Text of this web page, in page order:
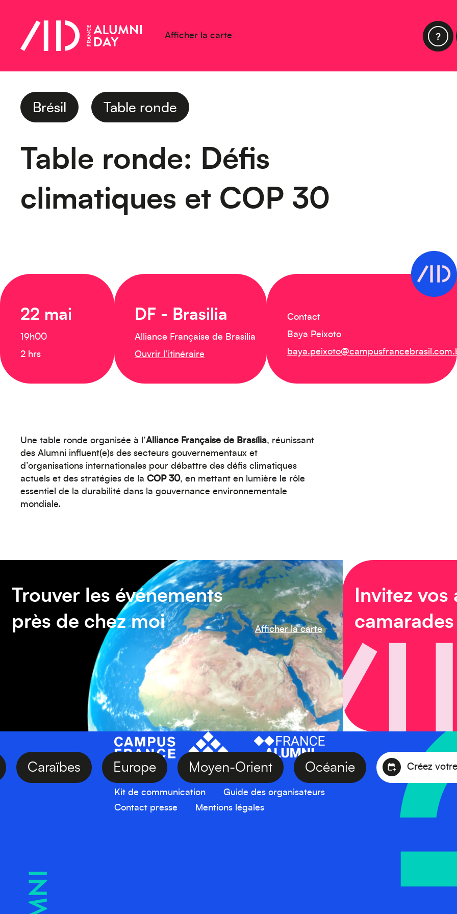
Afficher la carte
Brésil Table ronde
Table ronde: Défis
climatiques et COP 30
22 mai
19h00
2 hrs
DF - Brasilia
Alliance Française de Brasilia
Ouvrir l’itinéraire
Contact
Baya Peixoto
Une table ronde organisée à l’Alliance Française de Brasília, réunissant
des Alumni influent(e)s des secteurs gouvernementaux et
d’organisations internationales pour débattre des défis climatiques
actuels et des stratégies de la COP 30, en mettant en lumière le rôle
essentiel de la durabilité dans la gouvernance environnementale
mondiale.
Trouver les événements
près de chez moi
Afficher la carte
Invitez vos
camarades
Caraïbes Europe Moyen-Orient Océanie Créez
Kit de communication
Guide des organisateurs
Contact presse
Mentions légales